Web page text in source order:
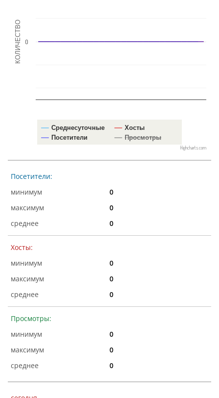
КОЛИЧЕСТВО
Среднесуточные
Хосты
Посетители
Просмотры
0
Highcharts.com
Посетители:
0
0
0
Хосты:
0
0
0
Просмотры:
0
0
0